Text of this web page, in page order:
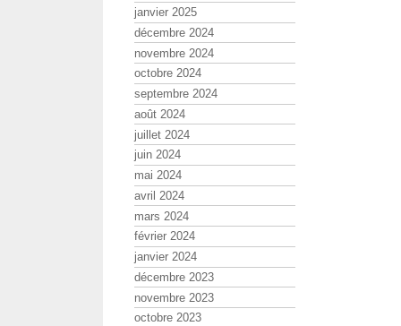
janvier 2025
décembre 2024
novembre 2024
octobre 2024
septembre 2024
août 2024
juillet 2024
juin 2024
mai 2024
avril 2024
mars 2024
février 2024
janvier 2024
décembre 2023
novembre 2023
octobre 2023